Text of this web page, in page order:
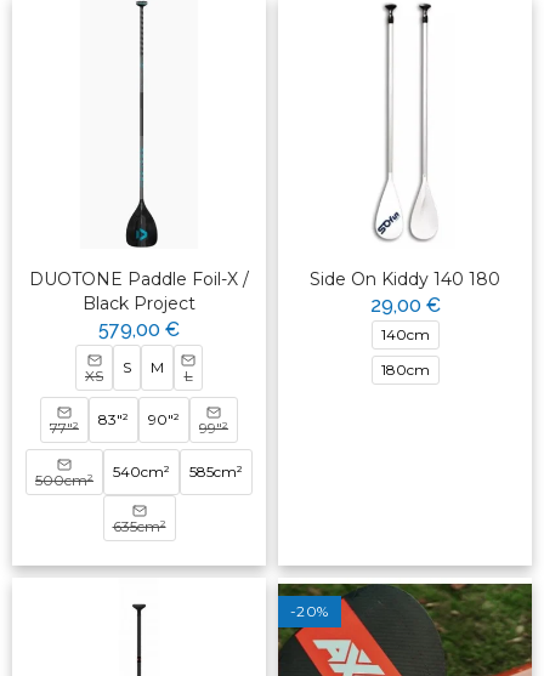
DUOTONE Paddle Foil-X /
Black Project
579,00 €
XS S M L
77"² 83"² 90"² 99"²
500cm² 540cm² 585cm²
635cm²
Side On Kiddy 140 180
29,00 €
140cm
180cm
-20%